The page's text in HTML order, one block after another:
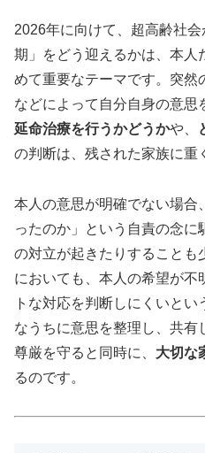
2026年に向けて、超高齢社
期」をどう迎えるかは、本人
めて重要なテーマです。突然
などによって自分自身の意思
延命治療を行うかどうかや、
の判断は、残された家族に重
本人の意思が明確でない場合
ったのか」という自責の念
の対立が起きたりすることも
においても、本人の希望が不
トな対応を判断しにくいと
なうちに意思を整理し、共
尊厳を守ると同時に、 大切な
るのです。